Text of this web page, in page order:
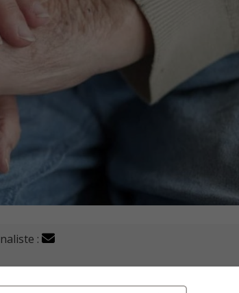
:
de la reconnaissance de Municipalité